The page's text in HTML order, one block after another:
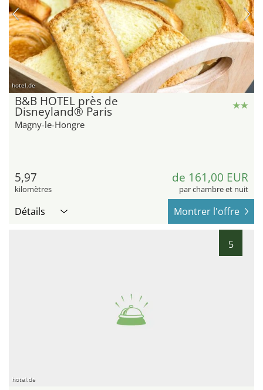
hotel.de
B&B HOTEL près de
Disneyland® Paris
Magny-le-Hongre
5,97
kilomètres
de 161,00 EUR
par chambre et nuit
Détails Montrer l'offre
5
hotel.de